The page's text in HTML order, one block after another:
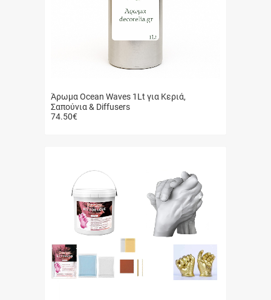
Άρωμα Ocean Waves 1Lt για Κεριά,
Σαπούνια & Diffusers
74.50€